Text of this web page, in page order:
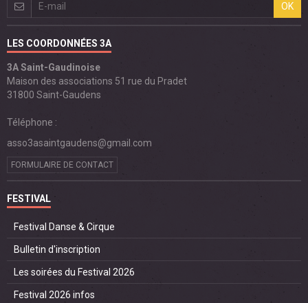
OK
LES COORDONNÉES 3A
3A Saint-Gaudinoise
Maison des associations 51 rue du Pradet
31800 Saint-Gaudens
Téléphone :
asso3asaintgaudens@gmail.com
FORMULAIRE DE CONTACT
FESTIVAL
Festival Danse & Cirque
Bulletin d'inscription
Les soirées du Festival 2026
Festival 2026 infos